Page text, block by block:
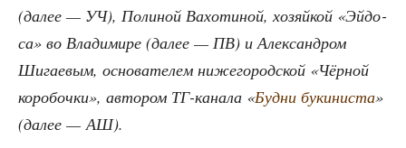
(далее — УЧ), Поли­ной Вах­о­ти­ной, хозяй­кой «Эйдо­
са» во Вла­ди­ми­ре (далее — ПВ) и Алек­сан­дром
Шига­е­вым, осно­ва­те­лем ниже­го­род­ской «Чёр­ной
коро­боч­ки», авто­ром ТГ-кана­ла «Буд­ни буки­ни­ста»
(далее — АШ).